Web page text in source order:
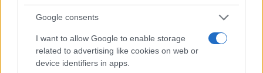
Google consents
I want to allow Google to enable storage
related to advertising like cookies on web or
device identifiers in apps.